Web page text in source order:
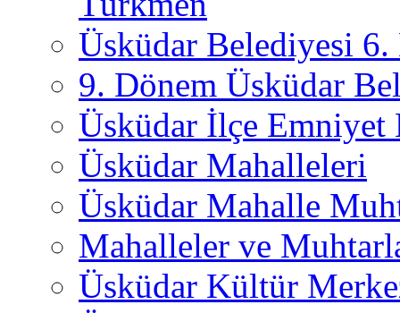
Üsküdar Belediyesi 6.
9. Dönem Üsküdar
Üsküdar İlçe
Üsküdar Mahalleleri
Üsküdar Mahalle
Mahalleler ve
Üsküdar Kültür